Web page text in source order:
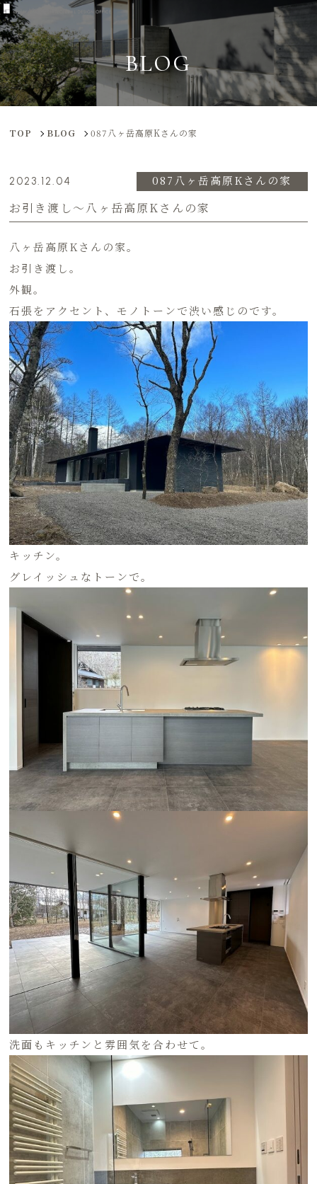
BLOG
TOP BLOG 087八ヶ岳高原Kさんの家
2023.12.04 087八ヶ岳高原Kさんの家
お引き渡し〜八ヶ岳高原Kさんの家
八ヶ岳高原Kさんの家。
お引き渡し。
外観。
石張をアクセント、モノトーンで渋い感じのです。
キッチン。
グレイッシュなトーンで。
洗面もキッチンと雰囲気を合わせて。